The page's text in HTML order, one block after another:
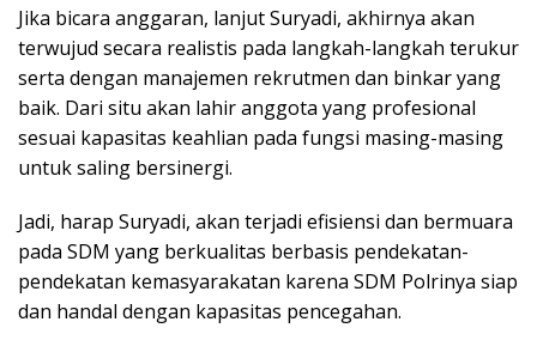
Jika bicara anggaran, lanjut Suryadi, akhirnya akan
terwujud secara realistis pada langkah-langkah terukur
serta dengan manajemen rekrutmen dan binkar yang
baik. Dari situ akan lahir anggota yang profesional
sesuai kapasitas keahlian pada fungsi masing-masing
untuk saling bersinergi.
Jadi, harap Suryadi, akan terjadi efisiensi dan bermuara
pada SDM yang berkualitas berbasis pendekatan-
pendekatan kemasyarakatan karena SDM Polrinya siap
dan handal dengan kapasitas pencegahan.